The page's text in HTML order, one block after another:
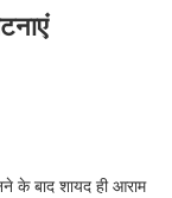
के बाद शायद ही आराम